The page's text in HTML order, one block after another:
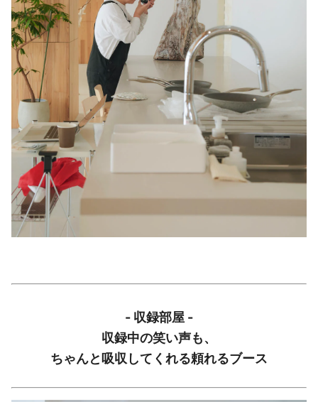
- 収録部屋 -
収録中の笑い声も、
ちゃんと吸収してくれる頼れるブース